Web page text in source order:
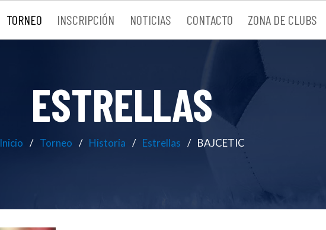
TORNEO INSCRIPCIÓN NOTICIAS CONTACTO ZONA DE CLUBS
ESTRELLAS
Inicio Torneo Historia Estrellas BAJCETIC